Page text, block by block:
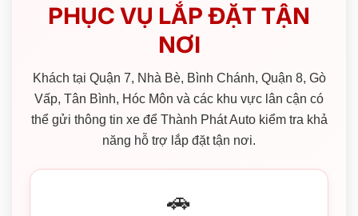
PHỤC VỤ LẮP ĐẶT TẬN
NƠI
Khách tại Quận 7, Nhà Bè, Bình Chánh, Quận 8, Gò
Vấp, Tân Bình, Hóc Môn và các khu vực lân cận có
thể gửi thông tin xe để Thành Phát Auto kiểm tra khả
năng hỗ trợ lắp đặt tận nơi.
🚗